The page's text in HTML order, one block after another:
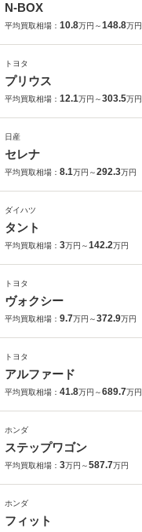
N-BOX
平均買取相場： 10.8万円～148.8万円
トヨタ
プリウス
平均買取相場： 12.1万円～303.5万円
日産
セレナ
平均買取相場： 8.1万円～292.3万円
ダイハツ
タント
平均買取相場： 3万円～142.2万円
トヨタ
ヴォクシー
平均買取相場： 9.7万円～372.9万円
トヨタ
アルファード
平均買取相場： 41.8万円～689.7万円
ホンダ
ステップワゴン
平均買取相場： 3万円～587.7万円
ホンダ
フィット